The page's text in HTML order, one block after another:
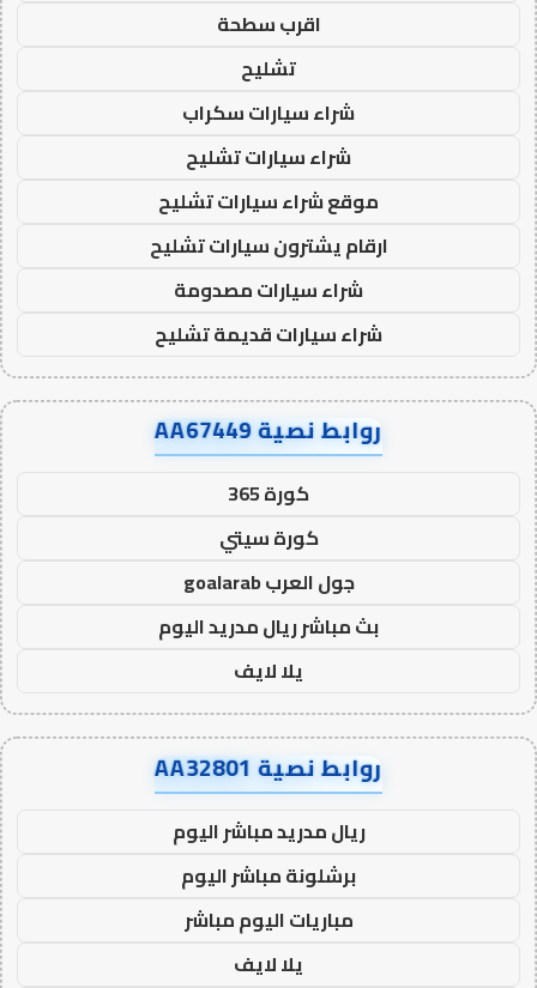
اقرب سطحة
تشليح
شراء سيارات سكراب
شراء سيارات تشليح
موقع شراء سيارات تشليح
ارقام يشترون سيارات تشليح
شراء سيارات مصدومة
شراء سيارات قديمة تشليح
روابط نصية AA67449
كورة 365
كورة سيتي
جول العرب goalarab
بث مباشر ريال مدريد اليوم
يلا لايف
روابط نصية AA32801
ريال مدريد مباشر اليوم
برشلونة مباشر اليوم
مباريات اليوم مباشر
يلا لايف